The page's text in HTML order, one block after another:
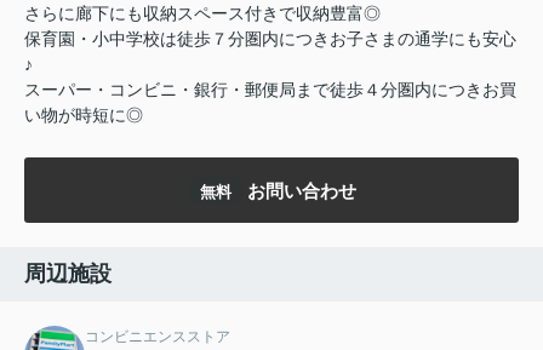
さらに廊下にも収納スペース付きで収納豊富◎
保育園・小中学校は徒歩７分圏内につきお子さまの通学にも安心
♪
スーパー・コンビニ・銀行・郵便局まで徒歩４分圏内につきお買
い物が時短に◎
無料 お問い合わせ
周辺施設
コンビニエンスストア